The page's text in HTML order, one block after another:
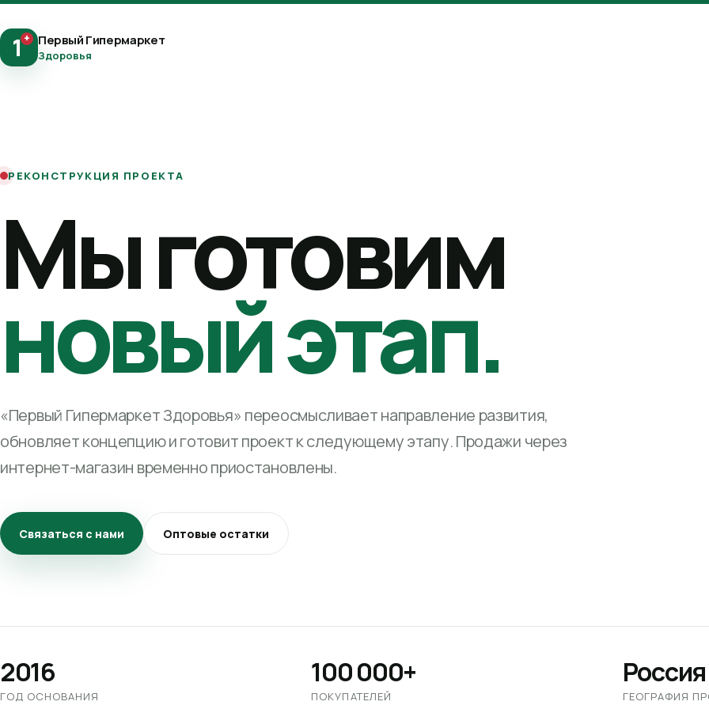
1+ Первый Гипермаркет
Здоровья
РЕКОНСТРУКЦИЯ ПРОЕКТА
Мы готовим
новый этап.
«Первый Гипермаркет Здоровья» переосмысливает направление развития,
обновляет концепцию и готовит проект к следующему этапу. Продажи через
интернет-магазин временно приостановлены.
Связаться с нами Оптовые остатки
2016
ГОД ОСНОВАНИЯ
100 000+
ПОКУПАТЕЛЕЙ
Россия
ГЕОГРАФИЯ